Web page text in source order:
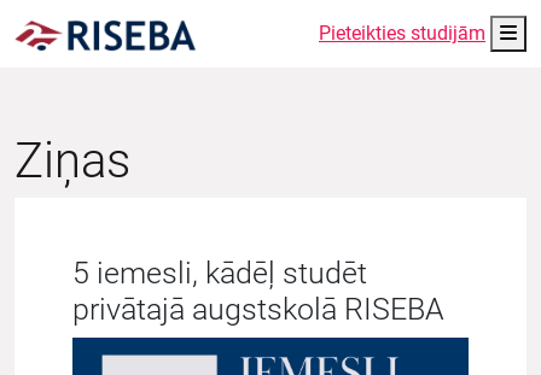
Pieteikties studijām
Ziņas
5 iemesli, kādēļ studēt
privātajā augstskolā RISEBA